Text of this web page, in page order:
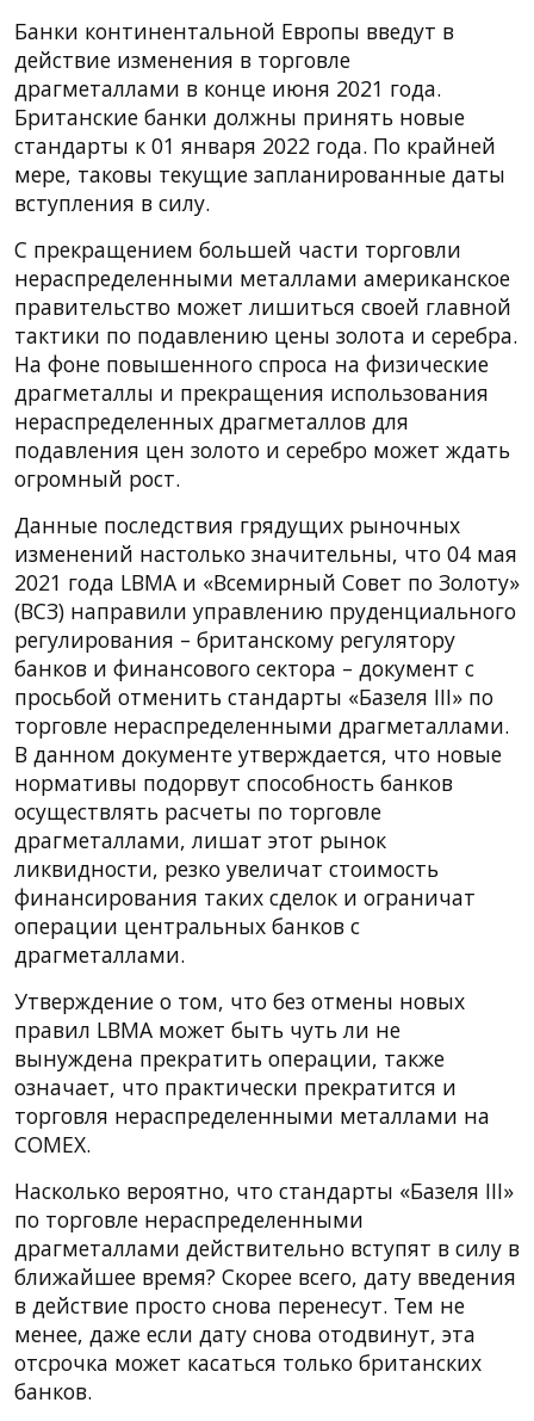
Банки континентальной Европы введут в
действие изменения в торговле
драгметаллами в конце июня 2021 года.
Британские банки должны принять новые
стандарты к 01 января 2022 года. По крайней
мере, таковы текущие запланированные даты
вступления в силу.
С прекращением большей части торговли
нераспределенными металлами американское
правительство может лишиться своей главной
тактики по подавлению цены золота и серебра.
На фоне повышенного спроса на физические
драгметаллы и прекращения использования
нераспределенных драгметаллов для
подавления цен золото и серебро может ждать
огромный рост.
Данные последствия грядущих рыночных
изменений настолько значительны, что 04 мая
2021 года LBMA и «Всемирный Совет по Золоту»
(ВСЗ) направили управлению пруденциального
регулирования – британскому регулятору
банков и финансового сектора – документ с
просьбой отменить стандарты «Базеля III» по
торговле нераспределенными драгметаллами.
В данном документе утверждается, что новые
нормативы подорвут способность банков
осуществлять расчеты по торговле
драгметаллами, лишат этот рынок
ликвидности, резко увеличат стоимость
финансирования таких сделок и ограничат
операции центральных банков с
драгметаллами.
Утверждение о том, что без отмены новых
правил LBMA может быть чуть ли не
вынуждена прекратить операции, также
означает, что практически прекратится и
торговля нераспределенными металлами на
COMEX.
Насколько вероятно, что стандарты «Базеля III»
по торговле нераспределенными
драгметаллами действительно вступят в силу в
ближайшее время? Скорее всего, дату введения
в действие просто снова перенесут. Тем не
менее, даже если дату снова отодвинут, эта
отсрочка может касаться только британских
банков.